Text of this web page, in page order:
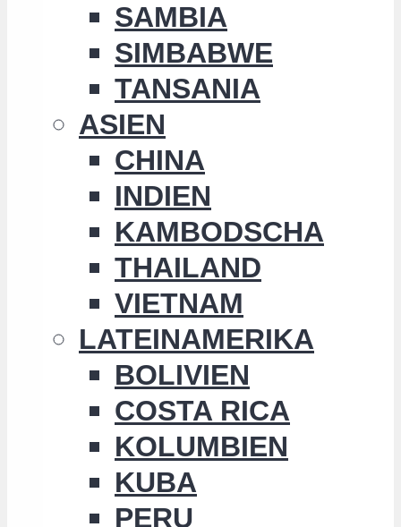
SAMBIA
SIMBABWE
TANSANIA
ASIEN
CHINA
INDIEN
KAMBODSCHA
THAILAND
VIETNAM
LATEINAMERIKA
BOLIVIEN
COSTA RICA
KOLUMBIEN
KUBA
PERU